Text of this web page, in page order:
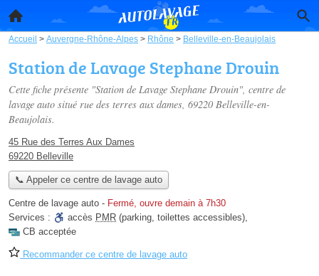
Accueil > Auvergne-Rhône-Alpes > Rhône > Belleville-en-Beaujolais
Station de Lavage Stephane Drouin
Cette fiche présente "Station de Lavage Stephane Drouin", centre de
lavage auto situé rue des terres aux dames, 69220 Belleville-en-
Beaujolais.
45 Rue des Terres Aux Dames
69220 Belleville
📞 Appeler ce centre de lavage auto
Centre de lavage auto - Fermé, ouvre demain à 7h30
Services :
accès PMR (parking, toilettes accessibles),
CB acceptée
Recommander ce centre de lavage auto